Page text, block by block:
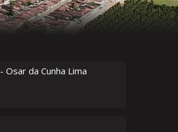
- Osar da Cunha Lima